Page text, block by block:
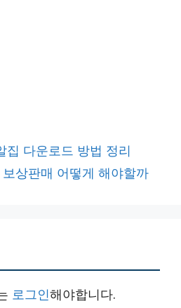
집 다운로드 방법 정리
상판매 어떻게 해야할까
로그인해야합니다.